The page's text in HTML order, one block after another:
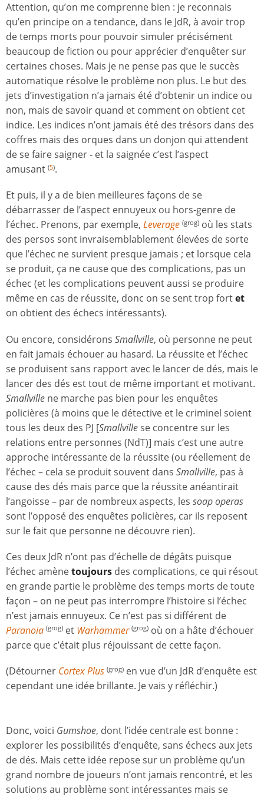
Attention, qu’on me comprenne bien : je reconnais
qu’en principe on a tendance, dans le JdR, à avoir trop
de temps morts pour pouvoir simuler précisément
beaucoup de fiction ou pour apprécier d’enquêter sur
certaines choses. Mais je ne pense pas que le succès
automatique résolve le problème non plus. Le but des
jets d’investigation n’a jamais été d’obtenir un indice ou
non, mais de savoir quand et comment on obtient cet
indice. Les indices n’ont jamais été des trésors dans des
coffres mais des orques dans un donjon qui attendent
de se faire saigner - et la saignée c’est l’aspect
amusant (5).
Et puis, il y a de bien meilleures façons de se
débarrasser de l’aspect ennuyeux ou hors-genre de
l’échec. Prenons, par exemple, Leverage (grog) où les stats
des persos sont invraisemblablement élevées de sorte
que l’échec ne survient presque jamais ; et lorsque cela
se produit, ça ne cause que des complications, pas un
échec (et les complications peuvent aussi se produire
même en cas de réussite, donc on se sent trop fortet
on obtient des échecs intéressants).
Ou encore, considérons Smallville, où personne ne peut
en fait jamais échouer au hasard. La réussite et l’échec
se produisent sans rapport avec le lancer de dés, mais le
lancer des dés est tout de même important et motivant.
Smallville ne marche pas bien pour les enquêtes
policières (à moins que le détective et le criminel soient
tous les deux des PJ [Smallvillese concentre sur les
relations entre personnes (NdT)] mais c’est une autre
approche intéressante de la réussite (ou réellement de
l’échec – cela se produit souvent dans Smallville, pas à
cause des dés mais parce que la réussite anéantirait
l’angoisse – par de nombreux aspects, les soap operas
sont l’opposé des enquêtes policières, car ils reposent
sur le fait que personne ne découvre rien).
Ces deux JdR n’ont pas d’échelle de dégâts puisque
l’échec amènetoujours des complications, ce qui résout
en grande partie le problème des temps morts de toute
façon – on ne peut pas interrompre l’histoire si l’échec
n’est jamais ennuyeux. Ce n’est pas si différent de
Paranoia (grog) et Warhammer (grog) où on a hâte d’échouer
parce que c’était plus réjouissant de cette façon.
(Détourner Cortex Plus (grog) en vue d’un JdR d’enquête est
cependant une idée brillante. Je vais y réfléchir.)
Donc, voici Gumshoe, dont l’idée centrale est bonne :
explorer les possibilités d’enquête, sans échecs aux jets
de dés. Mais cette idée repose sur un problème qu’un
grand nombre de joueurs n’ont jamais rencontré, et les
solutions au problème sont intéressantes mais se